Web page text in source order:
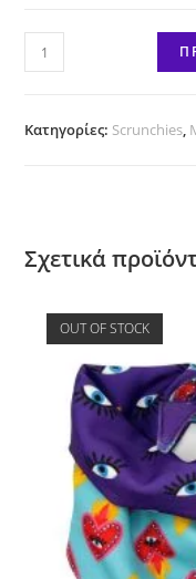
Scrunchie
"Xmas
ποσότητα
Κατηγορίες: Scrunchies,
Σχετικά
OUT OF STOCK